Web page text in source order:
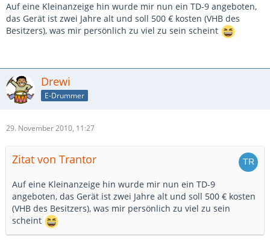
Auf eine Kleinanzeige hin wurde mir nun ein TD-9 angeboten,
das Gerät ist zwei Jahre alt und soll 500 € kosten (VHB des
Besitzers), was mir persönlich zu viel zu sein scheint
Drewi
E-Drummer
29. November 2010, 11:27
Zitat von Trantor
Auf eine Kleinanzeige hin wurde mir nun ein TD-9
angeboten, das Gerät ist zwei Jahre alt und soll 500 € kosten
(VHB des Besitzers), was mir persönlich zu viel zu sein
scheint